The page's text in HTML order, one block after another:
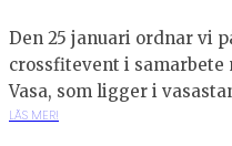
Den 25 januari ordnar vi
crossfitevent i
Vasa, som ligger i
LÄS MER!